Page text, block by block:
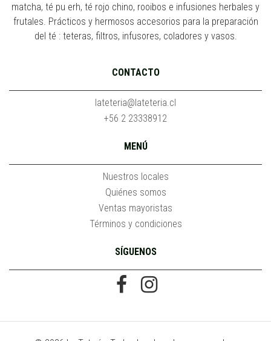
matcha, té pu erh, té rojo chino, rooibos e infusiones herbales y
frutales. Prácticos y hermosos accesorios para la preparación
del té : teteras, filtros, infusores, coladores y vasos.
CONTACTO
lateteria@lateteria.cl
+56 2 23338912
MENÚ
Nuestros locales
Quiénes somos
Ventas mayoristas
Términos y condiciones
SÍGUENOS